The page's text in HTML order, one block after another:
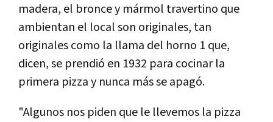
madera, el bronce y mármol travertino que
ambientan el local son originales, tan
originales como la llama del horno 1 que,
dicen, se prendió en 1932 para cocinar la
primera pizza y nunca más se apagó.
"Algunos nos piden que le llevemos la pizza